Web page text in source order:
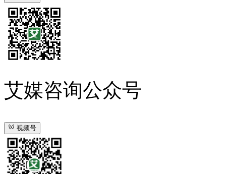
艾媒咨询公众号
视频号